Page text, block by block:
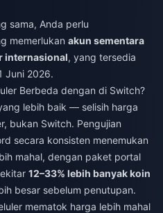
sama, Anda perlu
memerlukan akun sementara
internasional, yang tersedia
Juni 2026.
Berbeda dengan di Switch?
lebih baik — selisih harga
bukan Switch. Pengujian
secara konsisten menemukan
mahal, dengan paket portal
12–33% lebih banyak koin
besar sebelum penutupan.
mematok harga lebih mahal